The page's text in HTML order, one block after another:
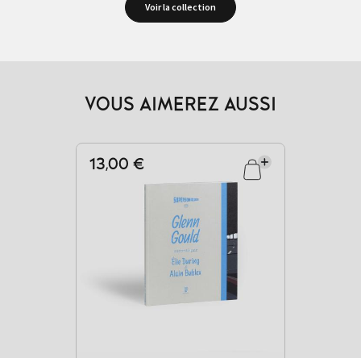
Voir la collection
VOUS AIMEREZ AUSSI
13,00 €